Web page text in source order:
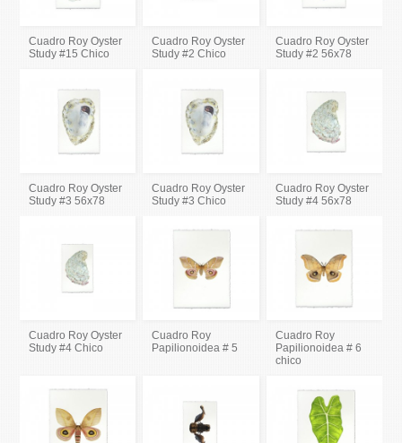
Cuadro Roy Oyster
Study #15 Chico
Cuadro Roy Oyster
Study #2 Chico
Cuadro Roy Oyster
Study #2 56x78
Cuadro Roy Oyster
Study #3 56x78
Cuadro Roy Oyster
Study #3 Chico
Cuadro Roy Oyster
Study #4 56x78
Cuadro Roy Oyster
Study #4 Chico
Cuadro Roy
Papilionoidea # 5
Cuadro Roy
Papilionoidea # 6
chico